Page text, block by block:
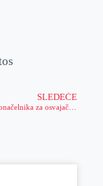
SLEDEĆE